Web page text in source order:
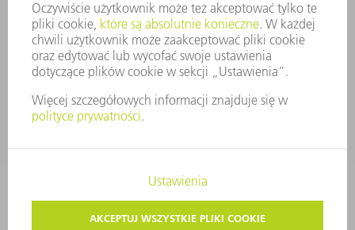
ZRÓWNOWAŻONY ROZWÓJ
ŚRODOWISKO I KLIMAT
SPOŁECZEŃSTWO
KIEROWANIE PRZEDSIĘBIORSTWEM
OCHRONA DANYCH
PRAWA AUTORSKIE I PRAWA DOTYCZĄCE ZNAKÓW TOWAROWYCH
USTAWIENIA PRYWATNOŚCI